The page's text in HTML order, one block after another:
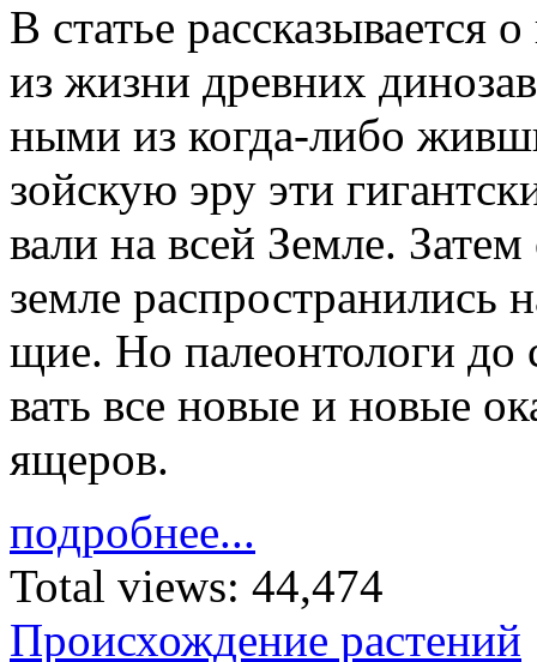
В ста­тье рас­ска­зы­ва­ется
из жиз­ни древ­них
ны­ми из ко­гда-либо
зой­скую эру эти
ва­ли на всей Зем­ле.
зем­ле
щие. Но па­ле­он­то­ло­ги
вать все но­вые и но­вые
яще­ров.
подробнее...
Total views: 44,474
Происхождение растений